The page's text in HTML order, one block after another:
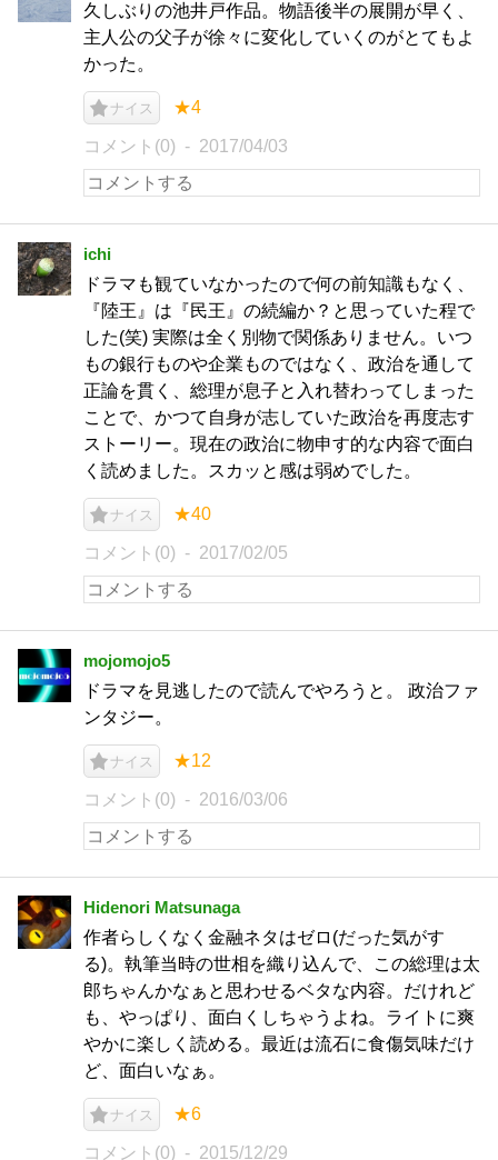
久しぶりの池井戸作品。物語後半の展開が早く、
主人公の父子が徐々に変化していくのがとてもよ
かった。
ナイス ★4
コメント(0) 2017/04/03
ichi
ドラマも観ていなかったので何の前知識もなく、
『陸王』は『民王』の続編か？と思っていた程で
した(笑) 実際は全く別物で関係ありません。いつ
もの銀行ものや企業ものではなく、政治を通して
正論を貫く、総理が息子と入れ替わってしまった
ことで、かつて自身が志していた政治を再度志す
ストーリー。現在の政治に物申す的な内容で面白
く読めました。スカッと感は弱めでした。
ナイス ★40
コメント(0) 2017/02/05
mojomojo5
ドラマを見逃したので読んでやろうと。 政治ファ
ンタジー。
ナイス ★12
コメント(0) 2016/03/06
Hidenori Matsunaga
作者らしくなく金融ネタはゼロ(だった気がす
る)。執筆当時の世相を織り込んで、この総理は太
郎ちゃんかなぁと思わせるベタな内容。だけれど
も、やっぱり、面白くしちゃうよね。ライトに爽
やかに楽しく読める。最近は流石に食傷気味だけ
ど、面白いなぁ。
ナイス ★6
コメント(0) 2015/12/29